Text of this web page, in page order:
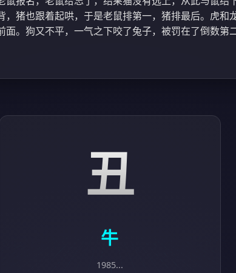
猪也跟着起哄，于是老鼠排第一，猪排最后。虎
。狗又不平，一气之下咬了兔子，被罚在了倒数
丑
牛
1985...